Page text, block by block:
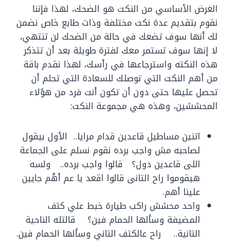
الغرض الأساسي من النكت هو الضحك، لهذا فإننا
نقوم بتقديم عدة نكت مختلفة وذات طابع خاص نضمن
لك أنها سوف تضعك في حالة من الضحك لن تنتهي،
لا إنها سوف تستمر معك لفترة طويلة بعد أن تتذكر
هذه النكته واسترجاعها في رأسك، لهذا نقدم باقة
من أهم النكت التي توصلك للسعادة التي تحلم أن
تحصل عليها حتى دون أن تكون أنت فرد من هؤلاء
المحششين، وهذه هي مجموعة النكت:
اتنين مساطيل قاعدين قدام مرايا.. الأول بيقول
لصاحبه مش واجب برده نقوم نسلم على الجماعة
اللى قاعدين دول؟ قالوا واجب برده.. ولسه
هيقوموا راح التانى قالوا اقعد يا عم أهُم جايين
علينا أهم.
واحد محشش راكب طيارة خبط علي كتف
المضيفة وسألها الحمام فين؟ قالتله الناحية
التانية.. راح عالكتف التاني وسألها الحمام فين.